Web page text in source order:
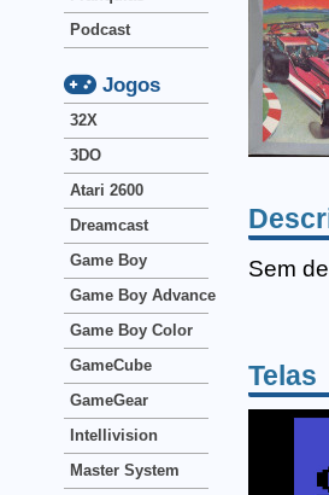
Sem
Telas
Podcast
Jogos
32X
3DO
Atari 2600
Dreamcast
Game Boy
Game Boy Advance
Game Boy Color
GameCube
GameGear
Intellivision
Master System